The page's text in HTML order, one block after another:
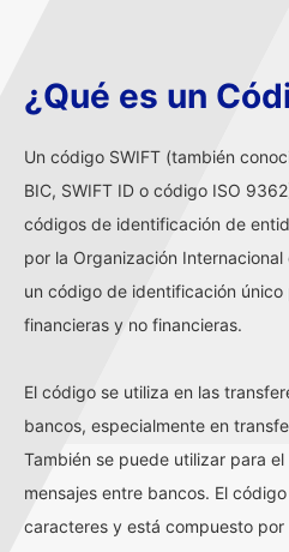
¿Qué es un
Un código SWIFT (también
BIC, SWIFT ID o código ISO
códigos de identificación de
por la Organización
un código de identificación único
financieras y no financieras.
El código se utiliza en las
bancos, especialmente en
También se puede utilizar para
mensajes entre bancos. El
caracteres y está compuesto por